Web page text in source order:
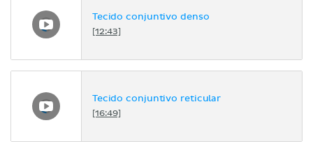
Tecido conjuntivo denso
[12:43]
Tecido conjuntivo reticular
[16:49]